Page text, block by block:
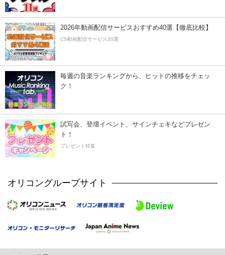
2026年動画配信サービスおすすめ40選【徹底比較】
CS動画配信サービス20選
毎週の音楽ランキングから、ヒットの推移をチェッ
ク！
試写会、登壇イベント、サインチェキなどプレゼン
ト！
プレゼント特集
オリコングループサイト